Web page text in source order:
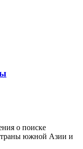
о поиске
южной Азии и